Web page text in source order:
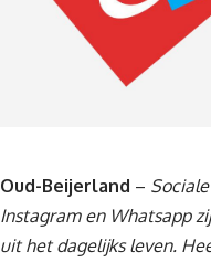
Oud-Beijerland –
Instagram en Whatsapp
uit het dagelijks leven.